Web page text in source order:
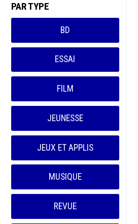
PAR TYPE
BD
ESSAI
FILM
JEUNESSE
JEUX ET APPLIS
MUSIQUE
REVUE